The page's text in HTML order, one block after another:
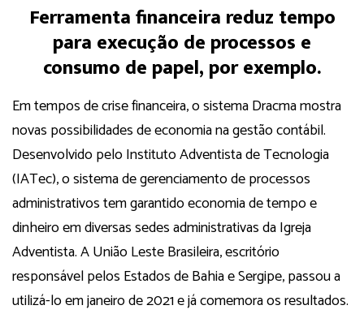
Ferramenta financeira reduz tempo
para execução de processos e
consumo de papel, por exemplo.
Em tempos de crise financeira, o sistema Dracma mostra
novas possibilidades de economia na gestão contábil.
Desenvolvido pelo Instituto Adventista de Tecnologia
(IATec), o sistema de gerenciamento de processos
administrativos tem garantido economia de tempo e
dinheiro em diversas sedes administrativas da Igreja
Adventista. A União Leste Brasileira, escritório
responsável pelos Estados de Bahia e Sergipe, passou a
utilizá-lo em janeiro de 2021 e já comemora os resultados.